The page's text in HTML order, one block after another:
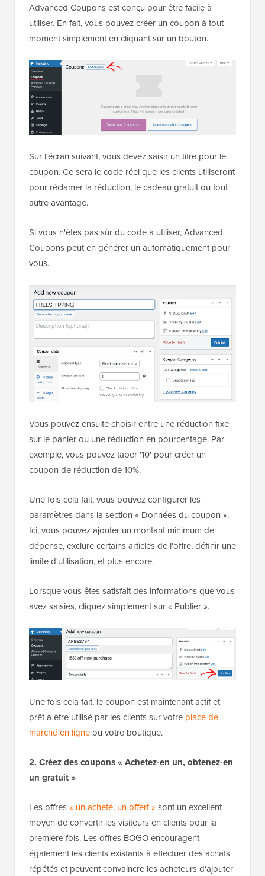
Advanced Coupons est conçu pour être facile à
utiliser. En fait, vous pouvez créer un coupon à tout
moment simplement en cliquant sur un bouton.
Sur l'écran suivant, vous devez saisir un titre pour le
coupon. Ce sera le code réel que les clients utiliseront
pour réclamer la réduction, le cadeau gratuit ou tout
autre avantage.
Si vous n'êtes pas sûr du code à utiliser, Advanced
Coupons peut en générer un automatiquement pour
vous.
Vous pouvez ensuite choisir entre une réduction fixe
sur le panier ou une réduction en pourcentage. Par
exemple, vous pouvez taper '10' pour créer un
coupon de réduction de 10%.
Une fois cela fait, vous pouvez configurer les
paramètres dans la section « Données du coupon ».
Ici, vous pouvez ajouter un montant minimum de
dépense, exclure certains articles de l'offre, définir une
limite d'utilisation, et plus encore.
Lorsque vous êtes satisfait des informations que vous
avez saisies, cliquez simplement sur « Publier ».
Une fois cela fait, le coupon est maintenant actif et
prêt à être utilisé par les clients sur votre place de
marché en ligneou votre boutique.
2. Créez des coupons « Achetez-en un, obtenez-en
un gratuit »
Les offres« un acheté, un offert » sont un excellent
moyen de convertir les visiteurs en clients pour la
première fois. Les offres BOGO encouragent
également les clients existants à effectuer des achats
répétés et peuvent convaincre les acheteurs d'ajouter